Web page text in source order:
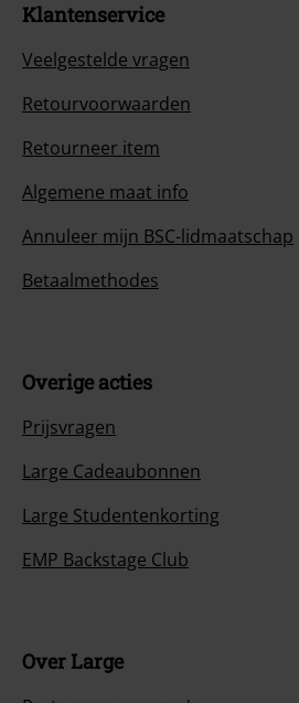
Klantenservice
Veelgestelde vragen
Retourvoorwaarden
Retourneer item
Algemene maat info
Annuleer mijn BSC-lidmaatschap
Betaalmethodes
Overige acties
Prijsvragen
Large Cadeaubonnen
Large Studentenkorting
EMP Backstage Club
Over Large